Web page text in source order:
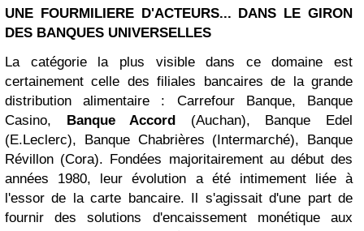
UNE FOURMILIERE D'ACTEURS... DANS LE GIRON
DES BANQUES UNIVERSELLES
La catégorie la plus visible dans ce domaine est
certainement celle des filiales bancaires de la grande
distribution alimentaire : Carrefour Banque, Banque
Casino, Banque Accord (Auchan), Banque Edel
(E.Leclerc), Banque Chabrières (Intermarché), Banque
Révillon (Cora). Fondées majoritairement au début des
années 1980, leur évolution a été intimement liée à
l'essor de la carte bancaire. Il s'agissait d'une part de
fournir des solutions d'encaissement monétique aux